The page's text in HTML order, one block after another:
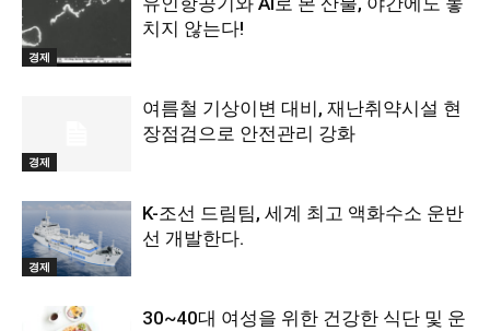
경제
치지 않는다!
경제
여름철 기상이변 대비, 재난취약시설 현
장점검으로 안전관리 강화
경제
K-조선 드림팀, 세계 최고 액화수소 운반
선 개발한다.
30~40대 여성을 위한 건강한 식단 및 운